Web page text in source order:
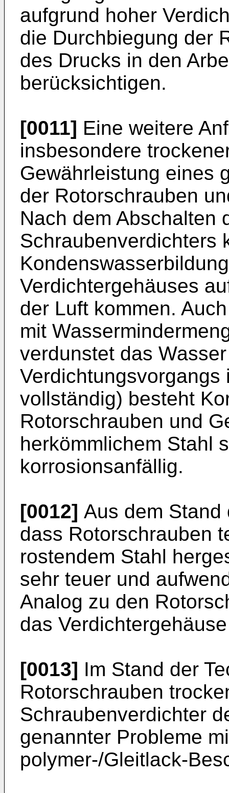
aufgrund hoher
die Durchbiegung der
des Drucks in den
berücksichtigen.
[0011] Eine weitere
insbesondere
Gewährleistung eines
der Rotorschrauben
Nach dem Abschalten
Schraubenverdichters
Verdichtergehäuses
der Luft kommen.
mit
verdunstet das
Verdichtungsvorgangs
vollständig) besteht
Rotorschrauben und
herkömmlichem Stahl
korrosionsanfällig.
[0012] Aus dem Stand
dass Rotorschrauben
rostendem Stahl
sehr teuer und
Analog zu den
das
[0013] Im Stand der
Rotorschrauben
Schraubenverdichter
genannter Probleme
polymer-/Gleitlack-